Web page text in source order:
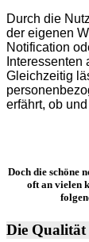
Durch die
der eigenen
Notification
Gleichzeitig
erfährt, ob
Doch die schöne
oft an vielen
Die